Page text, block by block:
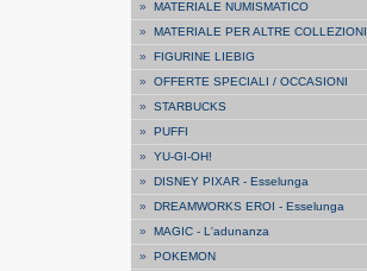
» MATERIALE NUMISMATICO
» MATERIALE PER ALTRE COLLEZIONI
» FIGURINE LIEBIG
» OFFERTE SPECIALI / OCCASIONI
» STARBUCKS
» PUFFI
» YU-GI-OH!
» DISNEY PIXAR - Esselunga
» DREAMWORKS EROI - Esselunga
» MAGIC - L'adunanza
» POKEMON